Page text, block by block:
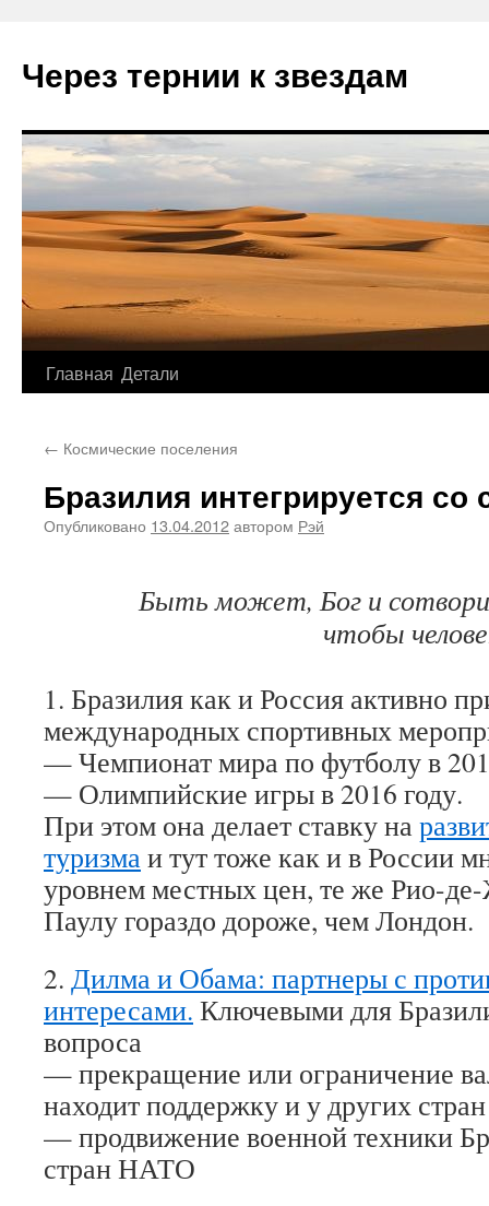
Через тернии к звездам
Перейти
содержимому
Главная Детали
← Космические поселения
Бразилия интегрируется
Опубликовано 13.04.2012автором Рэй
Быть может, Бог и
чтобы
1. Бразилия как и Россия активно
международных спортивных
— Чемпионат мира по футболу в
— Олимпийские игры в 2016 году.
При этом она делает ставку на
туризмаи тут тоже как и в России
уровнем местных цен, те же Рио-
Паулу гораздо дороже, чем Лондон.
2. Дилма и Обама: партнеры с
интересами. Ключевыми для
вопроса
— прекращение или ограничение
находит поддержку и у других
— продвижение военной техники
стран НАТО